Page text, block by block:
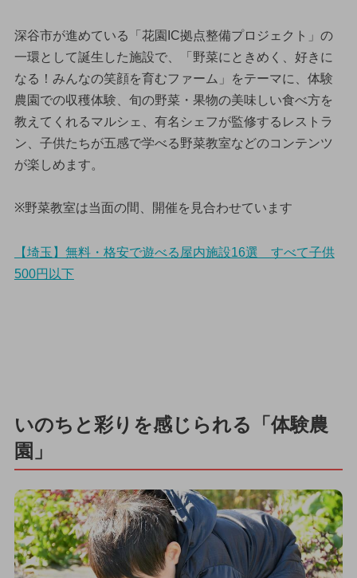
深谷市が進めている「花園IC拠点整備プロジェクト」の
一環として誕生した施設で、「野菜にときめく、好きに
なる！みんなの笑顔を育むファーム」をテーマに、体験
農園での収穫体験、旬の野菜・果物の美味しい食べ方を
教えてくれるマルシェ、有名シェフが監修するレストラ
ン、子供たちが五感で学べる野菜教室などのコンテンツ
が楽しめます。
※野菜教室は当面の間、開催を見合わせています
【埼玉】無料・格安で遊べる屋内施設16選 すべて子供
500円以下
いのちと彩りを感じられる「体験農
園」